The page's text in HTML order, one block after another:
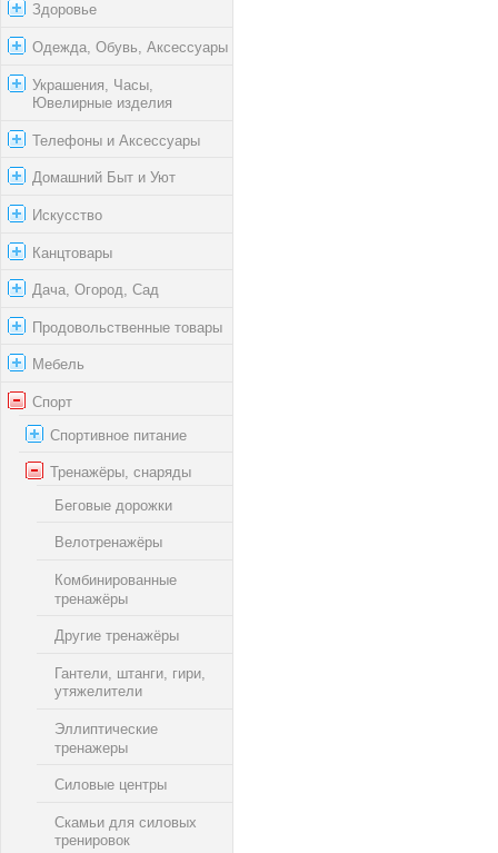
Здоровье
Одежда, Обувь, Аксессуары
Украшения, Часы,
Ювелирные изделия
Телефоны и Аксессуары
Домашний Быт и Уют
Искусство
Канцтовары
Дача, Огород, Сад
Продовольственные товары
Мебель
Спорт
Спортивное питание
Тренажёры, снаряды
Беговые дорожки
Велотренажёры
Комбинированные
тренажёры
Другие тренажёры
Гантели, штанги, гири,
утяжелители
Эллиптические
тренажеры
Силовые центры
Скамьи для силовых
тренировок